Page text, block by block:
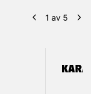
1 av 5